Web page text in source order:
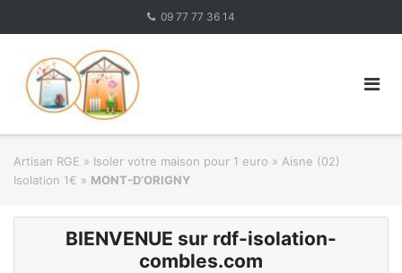
09 77 77 36 14
Artisan RGE » Isoler votre maison pour 1 euro » Aisne (02)
Isolation 1€ » MONT-D’ORIGNY
BIENVENUE sur rdf-isolation-
combles.com